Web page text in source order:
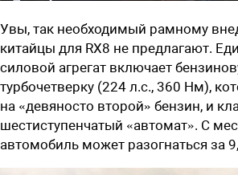
Увы, так необходимый рамному
китайцы для RX8 не предлагают.
силовой агрегат включает
турбочетверку (224 л.с., 360 Нм),
на «девяносто второй» бензин, и
шестиступенчатый «автомат». С
автомобиль может разогнаться за